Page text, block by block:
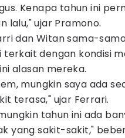
Kenapa tahun ini
lalu," ujar Pramono.
dan Witan sama-
terkait dengan kondisi
alasan mereka.
mungkin saya ada
terasa," ujar Ferrari.
tahun ini ada
yang sakit-sakit,"